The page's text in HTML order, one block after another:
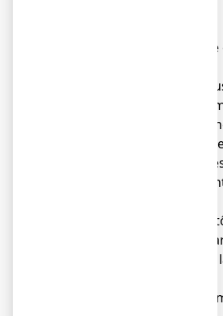
● La dose
● Ne prenez pas
recommandée d’un
par jour, même si vous
d’amélioration
● Vous pouvez avoir
les comprimés
consécutifs pour
amélioration des
gastro-œsophagien
brûlures d’estomac
● La durée du